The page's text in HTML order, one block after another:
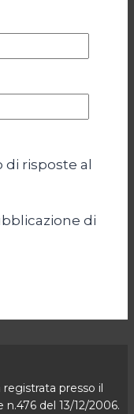
risposte al
di
presso il
del 13/12/2006.